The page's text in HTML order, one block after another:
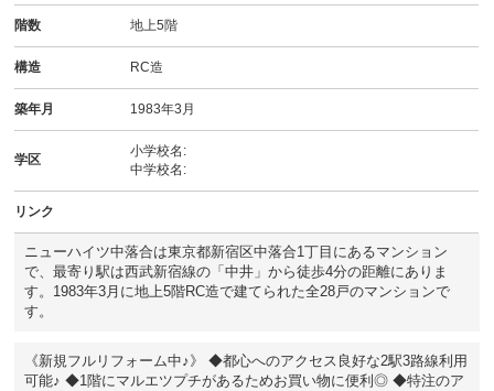
お気に入り物件
階数 地上5階
構造 RC造
築年月 1983年3月
学区
小学校名:
中学校名:
リンク
ニューハイツ中落合は東京都新宿区中落合1丁目にあるマンション
で、最寄り駅は西武新宿線の「中井」から徒歩4分の距離にありま
す。1983年3月に地上5階RC造で建てられた全28戸のマンションで
す。
《新規フルリフォーム中♪》 ◆都心へのアクセス良好な2駅3路線利用
可能♪ ◆1階にマルエツプチがあるためお買い物に便利◎ ◆特注のア